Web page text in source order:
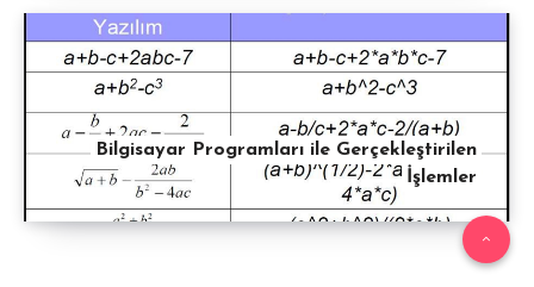
Bilgisayar Programları ile Gerçekleştirilen
İşlemler